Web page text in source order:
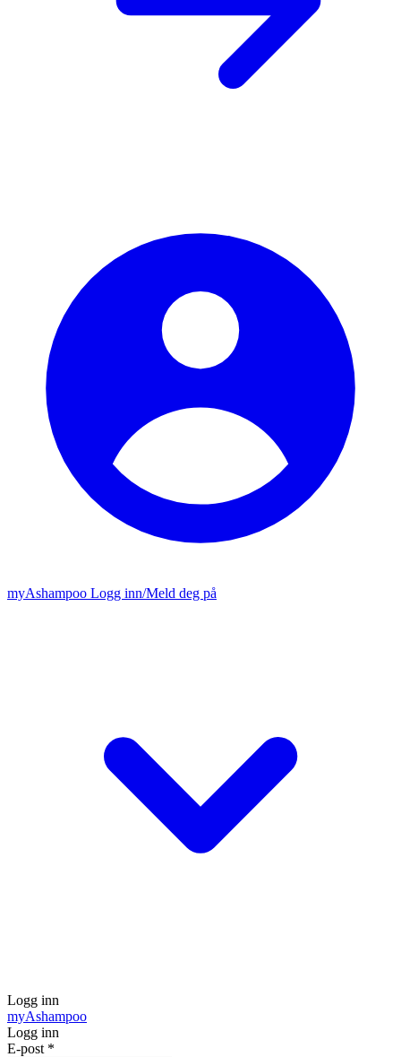
myAshampoo Logg inn/Meld deg på
Logg inn
myAshampoo
Logg inn
E-post *